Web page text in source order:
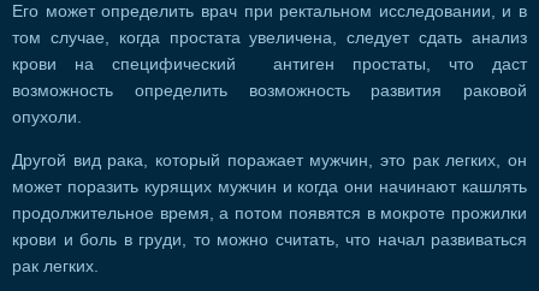
Его может определить врач при ректальном исследовании, и в
том случае, когда простата увеличена, следует сдать анализ
крови на специфический антиген простаты, что даст
возможность определить возможность развития раковой
опухоли.
Другой вид рака, который поражает мужчин, это рак легких, он
может поразить курящих мужчин и когда они начинают кашлять
продолжительное время, а потом появятся в мокроте прожилки
крови и боль в груди, то можно считать, что начал развиваться
рак легких.